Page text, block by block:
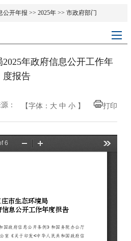
公开年报 >> 2025年>> 市政府部门
年政府信息公开工作年
度报告
： 【字体： 大 中 小 】 打印